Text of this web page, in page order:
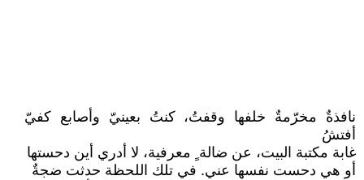
نافذةٌ مخرّمةٌ خلفها وقفتُ، كنتُ بعينيّ وأصابع كفيّ
أفتشُ
غابة مكتبة البيت، عن ضالة ٍ معرفية، لا أدري أين دحستها
أو هي دحست نفسها عني. في تلك اللحظة حدثت ضجةٌ